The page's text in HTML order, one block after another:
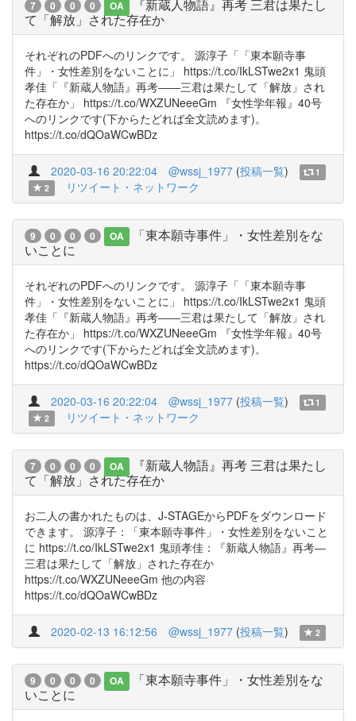
7 0 0 0 OA
『新蔵人物語』再考 三君は果たし
て「解放」された存在か
それぞれのPDFへのリンクです。 源淳子「「東本願寺事
件」・女性差別をないことに」 https://t.co/IkLSTwe2x1 鬼頭
孝佳「『新蔵人物語』再考――三君は果たして「解放」され
た存在か」 https://t.co/WXZUNeeeGm 『女性学年報』40号
へのリンクです(下からたどれば全文読めます)。
https://t.co/dQOaWCwBDz
2020-03-16 20:22:04 @wssj_1977 (投稿一覧)
1
2
リツイート・ネットワーク
9 0 0 0 OA
「東本願寺事件」・女性差別をな
いことに
それぞれのPDFへのリンクです。 源淳子「「東本願寺事
件」・女性差別をないことに」 https://t.co/IkLSTwe2x1 鬼頭
孝佳「『新蔵人物語』再考――三君は果たして「解放」され
た存在か」 https://t.co/WXZUNeeeGm 『女性学年報』40号
へのリンクです(下からたどれば全文読めます)。
https://t.co/dQOaWCwBDz
2020-03-16 20:22:04 @wssj_1977 (投稿一覧)
1
2
リツイート・ネットワーク
7 0 0 0 OA
『新蔵人物語』再考 三君は果たし
て「解放」された存在か
お二人の書かれたものは、J-STAGEからPDFをダウンロード
できます。 源淳子：「東本願寺事件」・女性差別をないこと
に https://t.co/IkLSTwe2x1 鬼頭孝佳：『新蔵人物語』再考―
三君は果たして「解放」された存在か
https://t.co/WXZUNeeeGm 他の内容
https://t.co/dQOaWCwBDz
2020-02-13 16:12:56 @wssj_1977 (投稿一覧) 2
9 0 0 0 OA
「東本願寺事件」・女性差別をな
いことに